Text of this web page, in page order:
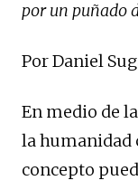
por un puñado
Por Daniel
En medio de
la humanidad
concepto